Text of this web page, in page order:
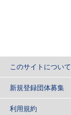
このサイトについて
新規登録団体募集
利用規約